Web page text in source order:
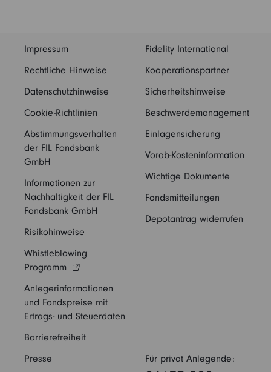
Impressum
Rechtliche Hinweise
Datenschutzhinweise
Cookie-Richtlinien
Abstimmungsverhalten
der FIL Fondsbank
GmbH
Informationen zur
Nachhaltigkeit der FIL
Fondsbank GmbH
Risikohinweise
Whistleblowing
Programm
Anlegerinformationen
und Fondspreise mit
Ertrags- und Steuerdaten
Barrierefreiheit
Fidelity International
Kooperationspartner
Sicherheitshinweise
Beschwerdemanagement
Einlagensicherung
Vorab-Kosteninformation
Wichtige Dokumente
Fondsmitteilungen
Depotantrag widerrufen
Presse Für privat Anlegende: